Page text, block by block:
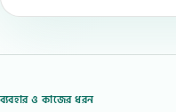
ব্যবহার ও কাজের ধরন